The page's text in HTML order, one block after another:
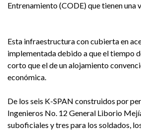
Entrenamiento (CODE) que tienen una
Esta infraestructura con cubierta en
implementada debido a que el tiempo
corto que el de un alojamiento
económica.
De los seis K-SPAN construidos por
Ingenieros No. 12 General Liborio
suboficiales y tres para los soldados,